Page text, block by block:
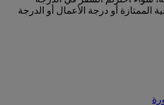
الممتازة أو درجة الأعمال أو الدرجة